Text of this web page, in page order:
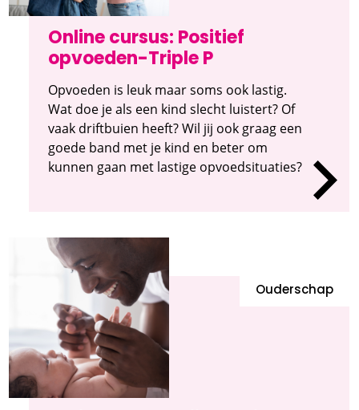
Online cursus: Positief
opvoeden-Triple P
Opvoeden is leuk maar soms ook lastig.
Wat doe je als een kind slecht luistert? Of
vaak driftbuien heeft? Wil jij ook graag een
goede band met je kind en beter om
kunnen gaan met lastige opvoedsituaties?
Ouderschap